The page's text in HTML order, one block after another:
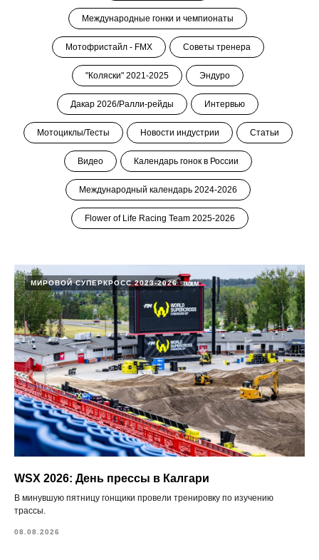
Международные гонки и чемпионаты
Мотофристайл - FMX Советы тренера
"Коляски" 2021-2025 Эндуро
Дакар 2026/Ралли-рейды Интервью
Мотоциклы/Тесты Новости индустрии Статьи
Видео Календарь гонок в России
Международный календарь 2024-2026
Flower of Life Racing Team 2025-2026
МИРОВОЙ СУПЕРКРОСС 2023-2026
WSX 2026: День прессы в Калгари
В минувшую пятницу гонщики провели тренировку по изучению
трассы.
08.08.2026